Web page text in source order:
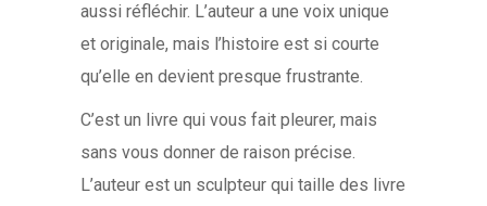
aussi réfléchir. L’auteur a une voix unique
et originale, mais l’histoire est si courte
qu’elle en devient presque frustrante.
C’est un livre qui vous fait pleurer, mais
sans vous donner de raison précise.
L’auteur est un sculpteur qui taille des livre